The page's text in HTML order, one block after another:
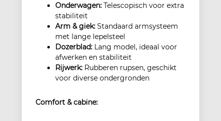
Onderwagen: Telescopisch voor extra
stabiliteit
Arm & giek: Standaard armsysteem
met lange lepelsteel
Dozerblad: Lang model, ideaal voor
afwerken en stabiliteit
Rijwerk: Rubberen rupsen, geschikt
voor diverse ondergronden
Comfort & cabine: